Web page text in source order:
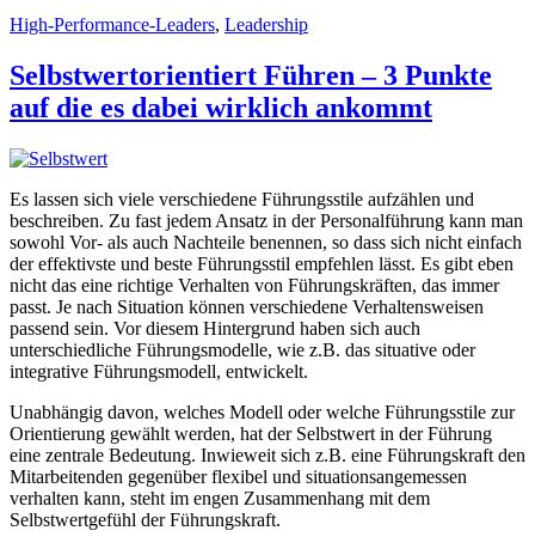
High-Performance-Leaders, Leadership
Selbstwertorientiert Führen – 3 Punkte
auf die es dabei wirklich ankommt
Es lassen sich viele verschiedene Führungsstile aufzählen und
beschreiben. Zu fast jedem Ansatz in der Personalführung kann man
sowohl Vor- als auch Nachteile benennen, so dass sich nicht einfach
der effektivste und beste Führungsstil empfehlen lässt. Es gibt eben
nicht das eine richtige Verhalten von Führungskräften, das immer
passt. Je nach Situation können verschiedene Verhaltensweisen
passend sein. Vor diesem Hintergrund haben sich auch
unterschiedliche Führungsmodelle, wie z.B. das situative oder
integrative Führungsmodell, entwickelt.
Unabhängig davon, welches Modell oder welche Führungsstile zur
Orientierung gewählt werden, hat der Selbstwert in der Führung
eine zentrale Bedeutung. Inwieweit sich z.B. eine Führungskraft den
Mitarbeitenden gegenüber flexibel und situationsangemessen
verhalten kann, steht im engen Zusammenhang mit dem
Selbstwertgefühl der Führungskraft.